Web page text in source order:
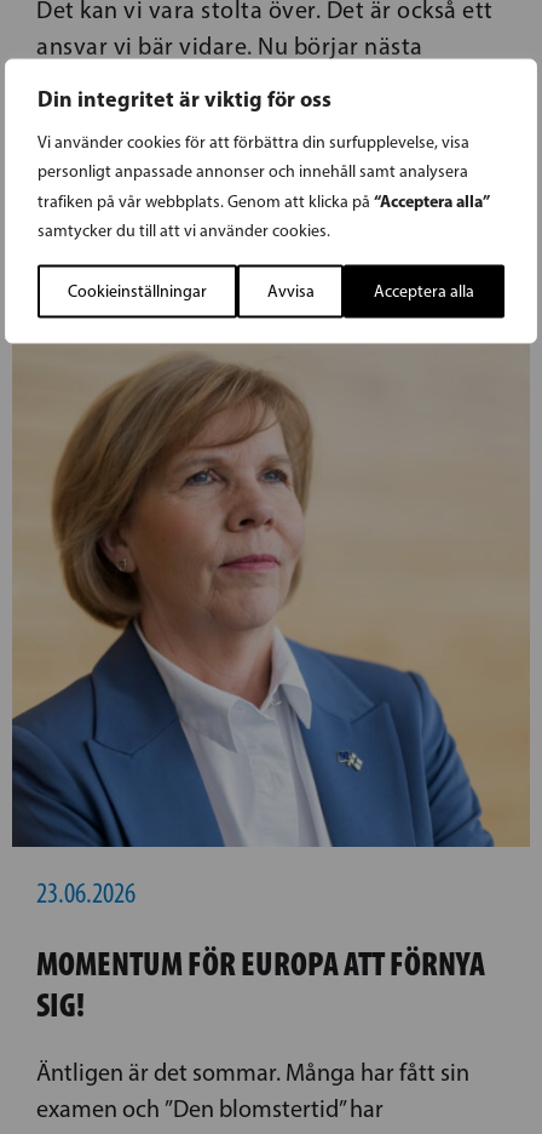
Din integritet är viktig för oss
Vi använder cookies för att förbättra din surfupplevelse, visa
personligt anpassade annonser och innehåll samt analysera
trafiken på vår webbplats. Genom att klicka på “Acceptera alla”
samtycker du till att vi använder cookies.
Cookieinställningar Avvisa Acceptera alla
Det kan vi vara stolta över. Det är också ett
ansvar vi bär vidare. Nu börjar nästa
historia, men med blicken stadigt riktad
framåt.
23.06.2026
MOMENTUM FÖR EUROPA ATT FÖRNYA
SIG!
Äntligen är det sommar. Många har fått sin
examen och ”Den blomstertid” har